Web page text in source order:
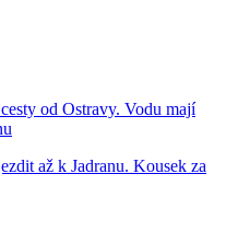
od Ostravy. Vodu mají
až k Jadranu. Kousek za